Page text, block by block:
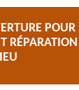
POUR